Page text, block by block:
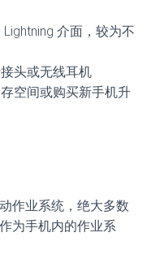
介面，较为不
头或无线耳机
空间或购买新手机升
作业系统，绝大多数
为手机内的作业系